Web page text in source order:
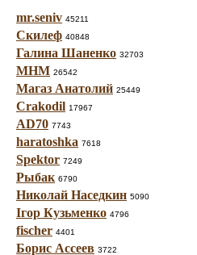
mr.seniv 45211
Скилеф 40848
Галина Шаненко 32703
МНМ 26542
Магаз Анатолий 25449
Crakodil 17967
AD70 7743
haratoshka 7618
Spektor 7249
Рыбак 6790
Николай Наседкин 5090
Ігор Кузьменко 4796
fischer 4401
Борис Ассеев 3722